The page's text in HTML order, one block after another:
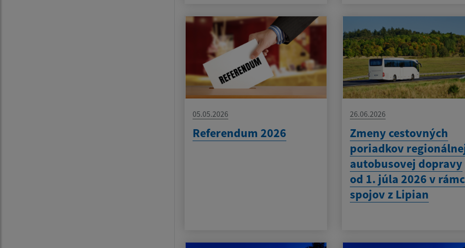
05.05.2026
Referendum 2026
26.06.2026
Zmeny cestovných
poriadkov
autobusovej dopravy
od 1. júla 2026 v
spojov z Lipian